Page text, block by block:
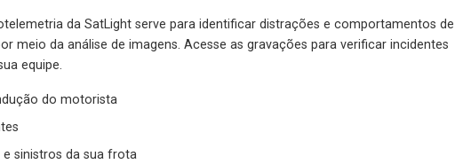
da SatLight serve para identificar distrações e comportamentos de
meio da análise de imagens. Acesse as gravações para verificar incidentes
equipe.
do motorista
sinistros da sua frota